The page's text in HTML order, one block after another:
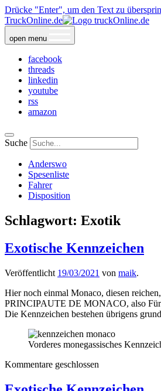
Drücke "Enter", um den Text zu
TruckOnline.de
open menu
facebook
threads
linkedin
youtube
rss
amazon
Suche
Anderswo
Spesenliste
Fahrer
Disposition
Schlagwort: Exotik
Exotische Kennzeichen
Veröffentlicht 19/03/2021 von maik.
Hier noch einmal Monaco, diesen reichen,
PRINCIPAUTE DE MONACO, also
Die Kennzeichen bestehen übrigens
Vorderes monegassisches
Kommentare geschlossen